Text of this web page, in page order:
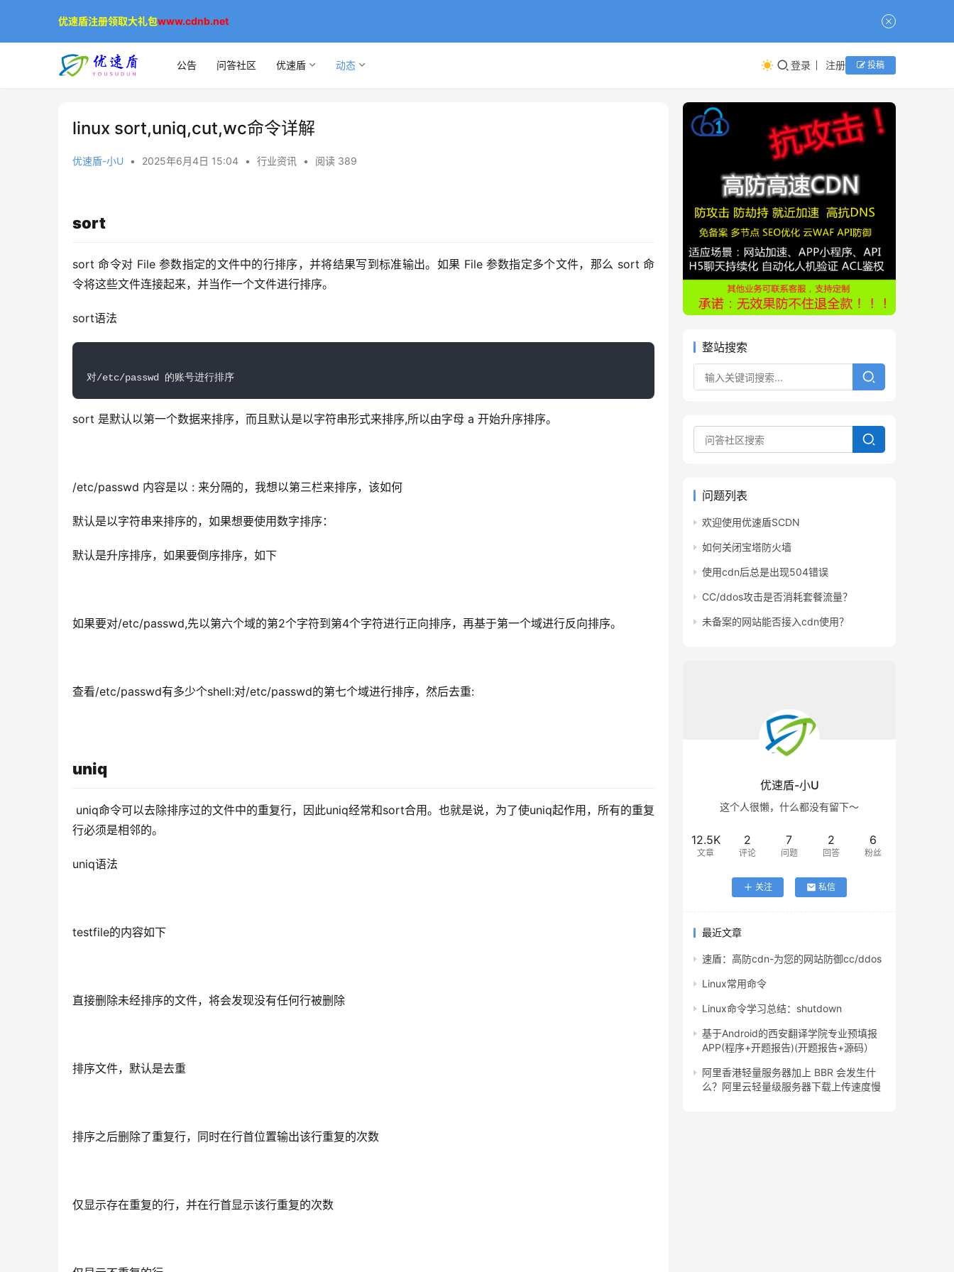
公告 问答社区 优速盾 动态 登录 注册 投稿
linux sort,uniq,cut,wc命令详解
优速盾-小U • 2025年6月4日 15:04 • 行业资讯 • 阅读 389
sort
sort 命令对 File 参数指定的文件中的行排序，并将结果写到标准输出。如果 File 参数指定多个文件，那么 sort 命
令将这些文件连接起来，并当作一个文件进行排序。
sort语法
对/etc/passwd 的账号进行排序
sort 是默认以第一个数据来排序，而且默认是以字符串形式来排序,所以由字母 a 开始升序排序。
/etc/passwd 内容是以 : 来分隔的，我想以第三栏来排序，该如何
默认是以字符串来排序的，如果想要使用数字排序：
默认是升序排序，如果要倒序排序，如下
如果要对/etc/passwd,先以第六个域的第2个字符到第4个字符进行正向排序，再基于第一个域进行反向排序。
查看/etc/passwd有多少个shell:对/etc/passwd的第七个域进行排序，然后去重:
uniq
uniq命令可以去除排序过的文件中的重复行，因此uniq经常和sort合用。也就是说，为了使uniq起作用，所有的重复
行必须是相邻的。
uniq语法
testfile的内容如下
直接删除未经排序的文件，将会发现没有任何行被删除
排序文件，默认是去重
排序之后删除了重复行，同时在行首位置输出该行重复的次数
仅显示存在重复的行，并在行首显示该行重复的次数
整站搜索
问题列表
欢迎使用优速盾SCDN
如何关闭宝塔防火墙
使用cdn后总是出现504错误
CC/ddos攻击是否消耗套餐流量？
未备案的网站能否接入cdn使用？
优速盾-小U
这个人很懒，什么都没有留下～
12.5K
文章
2
评论
7
问题
2
回答
6
粉丝
关注 私信
最近文章
速盾：高防cdn-为您的网站防御cc/ddos
Linux常用命令
Linux命令学习总结：shutdown
基于Android的西安翻译学院专业预填报
APP(程序+开题报告)(开题报告+源码）
阿里香港轻量服务器加上 BBR 会发生什
么？阿里云轻量级服务器下载上传速度慢
优速盾注册领取大礼包www.cdnb.net